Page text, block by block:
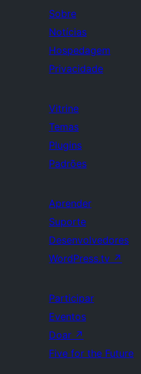
Sobre
Notícias
Hospedagem
Privacidade
Vitrine
Temas
Plugins
Padrões
Aprender
Suporte
Desenvolvedores
WordPress.tv ↗
Participar
Eventos
Doar ↗
Five for the Future